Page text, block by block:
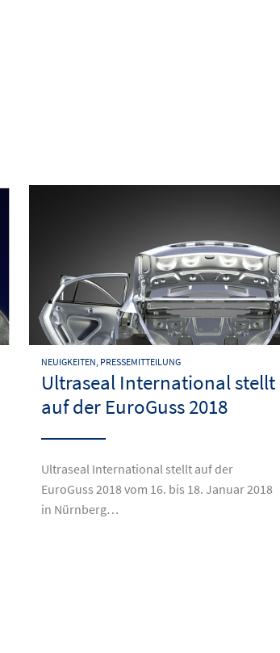
NEUIGKEITEN, PRESSEMITTEILUNG
Ultraseal International stellt
auf der EuroGuss 2018
Ultraseal International stellt auf der
EuroGuss 2018 vom 16. bis 18. Januar 2018
in Nürnberg…